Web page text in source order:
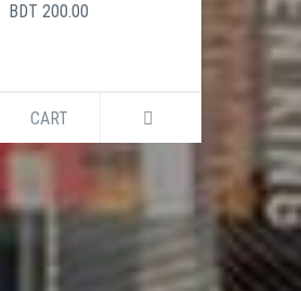
BDT 200.00
CART DETAILS